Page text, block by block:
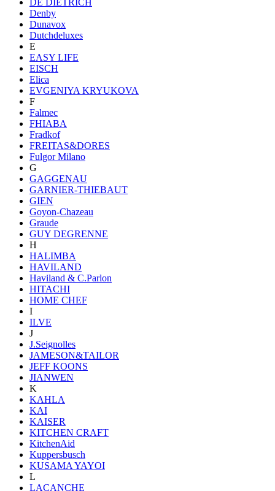
Denby
Dunavox
Dutchdeluxes
E
EASY LIFE
EISCH
Elica
EVGENIYA KRYUKOVA
F
Falmec
FHIABA
Fradkof
FREITAS&DORES
Fulgor Milano
G
GAGGENAU
GARNIER-THIEBAUT
GIEN
Goyon-Chazeau
Graude
GUY DEGRENNE
H
HALIMBA
HAVILAND
Haviland & C.Parlon
HITACHI
HOME CHEF
I
ILVE
J
J.Seignolles
JAMESON&TAILOR
JEFF KOONS
JIANWEN
K
KAHLA
KAI
KAISER
KITCHEN CRAFT
KitchenAid
Kuppersbusch
KUSAMA YAYOI
L
LACANCHE